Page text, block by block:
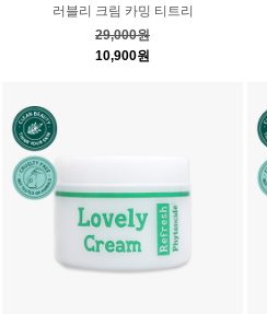
러블리 크림 카밍 티트리
29,000원
10,900원